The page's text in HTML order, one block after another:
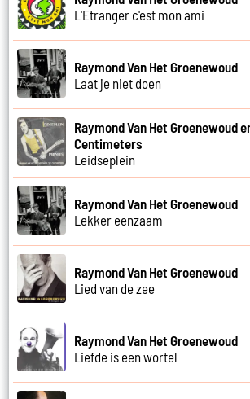
L'Etranger c'est mon ami
Raymond Van Het Groenewoud
Laat je niet doen
Raymond Van Het Groenewoud
Centimeters
Leidseplein
Raymond Van Het Groenewoud
Lekker eenzaam
Raymond Van Het Groenewoud
Lied van de zee
Raymond Van Het Groenewoud
Liefde is een wortel